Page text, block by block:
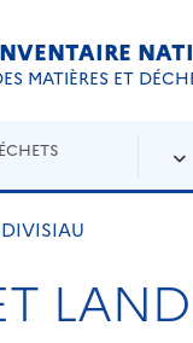
MATIÈRES ET